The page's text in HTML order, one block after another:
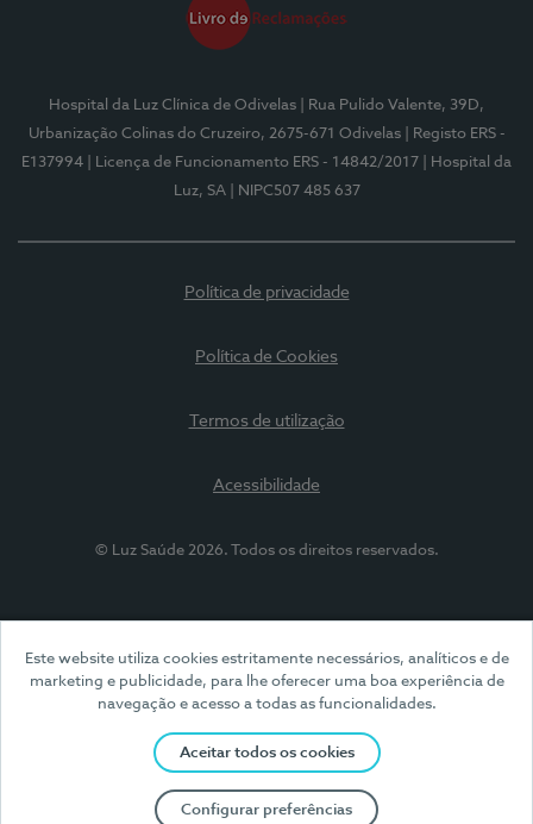
Este website utiliza cookies estritamente necessários, analíticos e de
marketing e publicidade, para lhe oferecer uma boa experiência de
navegação e acesso a todas as funcionalidades.
Aceitar todos os cookies
Configurar preferências
Hospital da Luz Clínica de Odivelas
| Rua Pulido Valente, 39D,
Urbanização Colinas do Cruzeiro, 2675-671 Odivelas
| Registo ERS -
E137994
| Licença de Funcionamento ERS - 14842/2017
| Hospital da
Luz, SA
| NIPC507 485 637
Política de privacidade
Política de Cookies
Termos de utilização
Acessibilidade
© Luz Saúde 2026. Todos os direitos reservados.